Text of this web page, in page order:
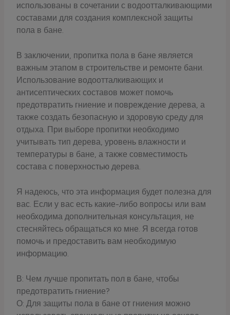
использованы в сочетании с водоотталкивающими
составами для создания комплексной защиты
пола в бане.
В заключении, пропитка пола в бане является
важным этапом в строительстве и ремонте бани.
Использование водоотталкивающих и
антисептических составов может помочь
предотвратить гниение и повреждение дерева, а
также создать безопасную и здоровую среду для
отдыха. При выборе пропитки необходимо
учитывать тип дерева, уровень влажности и
температуры в бане, а также совместимость
состава с поверхностью дерева.
Я надеюсь, что эта информация будет полезна для
вас. Если у вас есть какие-либо вопросы или вам
необходима дополнительная консультация, не
стесняйтесь обращаться ко мне. Я всегда готов
помочь и предоставить вам необходимую
информацию.
В: Чем лучше пропитать пол в бане, чтобы
предотвратить гниение?
О: Для защиты пола в бане от гниения можно